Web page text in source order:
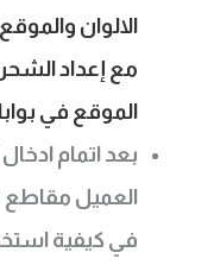
الالوان
مع إعداد
الموقع في
بعد اتمام ادخال
العميل مقاطع
في كيفية